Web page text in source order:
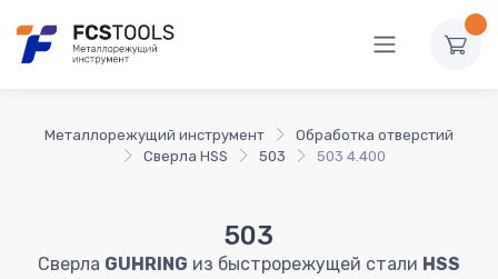
Металлорежущий инструмент
Обработка отверстий
Сверла HSS
503 503 4.400
503
Сверла GUHRING из быстрорежущей стали HSS